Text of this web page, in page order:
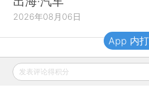
2026年08月06日
财新移动
发表评论得积分
App 内